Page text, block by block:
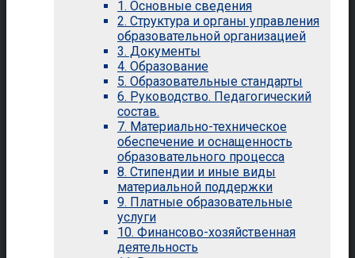
1. Основные сведения
2. Структура и органы управления
образовательной организацией
3. Документы
4. Образование
5. Образовательные стандарты
6. Руководство. Педагогический
состав.
7. Материально-техническое
обеспечение и оснащенность
образовательного процесса
8. Стипендии и иные виды
материальной поддержки
9. Платные образовательные
услуги
10. Финансово-хозяйственная
деятельность